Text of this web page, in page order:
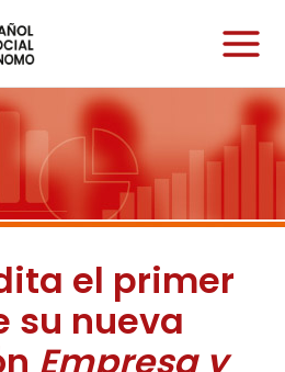
el primer
su nueva
Empresa y